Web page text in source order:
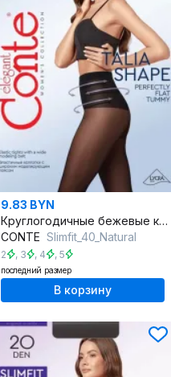
9.83 BYN
Круглогодичные бежевые корректирующие колготки Slimfit 40 den
CONTE Slimfit_40_Natural
2 , 3 , 4 , 5
последний размер
В корзину